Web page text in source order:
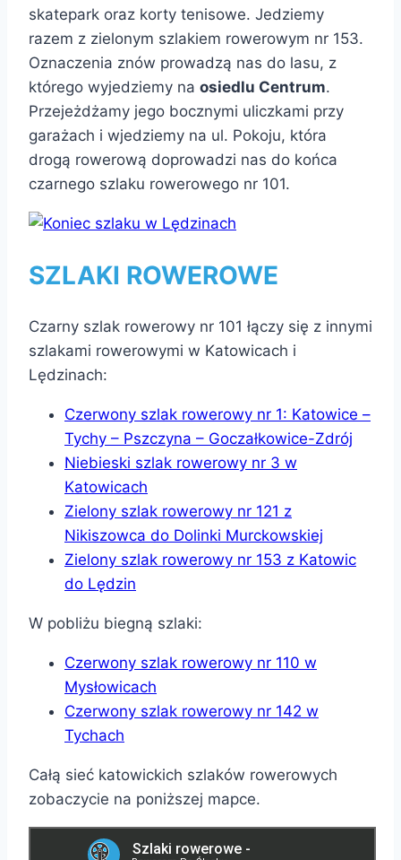
skatepark oraz korty tenisowe. Jedziemy
razem z zielonym szlakiem rowerowym nr 153.
Oznaczenia znów prowadzą nas do lasu, z
którego wyjedziemy na osiedlu Centrum.
Przejeżdżamy jego bocznymi uliczkami przy
garażach i wjedziemy na ul. Pokoju, która
drogą rowerową doprowadzi nas do końca
czarnego szlaku rowerowego nr 101.
SZLAKI ROWEROWE
Czarny szlak rowerowy nr 101 łączy się z innymi
szlakami rowerowymi w Katowicach i
Lędzinach:
Czerwony szlak rowerowy nr 1: Katowice –
Tychy – Pszczyna – Goczałkowice-Zdrój
Niebieski szlak rowerowy nr 3 w
Katowicach
Zielony szlak rowerowy nr 121 z
Nikiszowca do Dolinki Murckowskiej
Zielony szlak rowerowy nr 153 z Katowic
do Lędzin
W pobliżu biegną szlaki:
Czerwony szlak rowerowy nr 110 w
Mysłowicach
Czerwony szlak rowerowy nr 142 w
Tychach
Całą sieć katowickich szlaków rowerowych
zobaczycie na poniższej mapce.